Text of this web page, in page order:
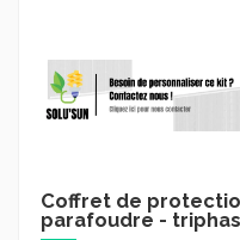
Coffret de
parafoudre -